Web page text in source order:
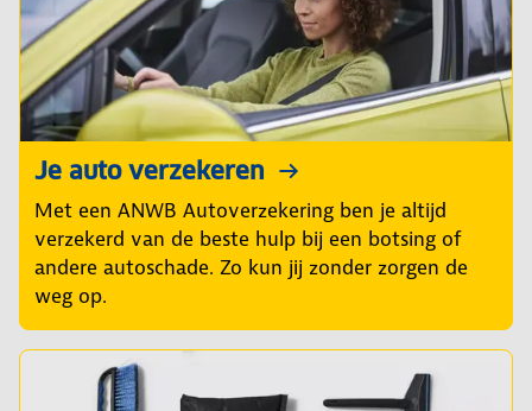
Je auto verzekeren
Met een ANWB Autoverzekering ben je altijd
verzekerd van de beste hulp bij een botsing of
andere autoschade. Zo kun jij zonder zorgen de
weg op.